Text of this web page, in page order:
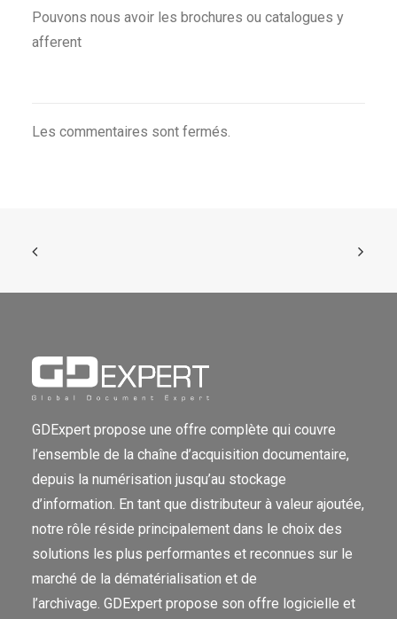
Pouvons nous avoir les brochures ou catalogues y
afferent
Les commentaires sont fermés.
GDExpert propose une offre complète qui couvre
l’ensemble de la chaîne d’acquisition documentaire,
depuis la numérisation jusqu’au stockage
d’information. En tant que distributeur à valeur ajoutée,
notre rôle réside principalement dans le choix des
solutions les plus performantes et reconnues sur le
marché de la dématérialisation et de
l’archivage. GDExpert propose son offre logicielle et